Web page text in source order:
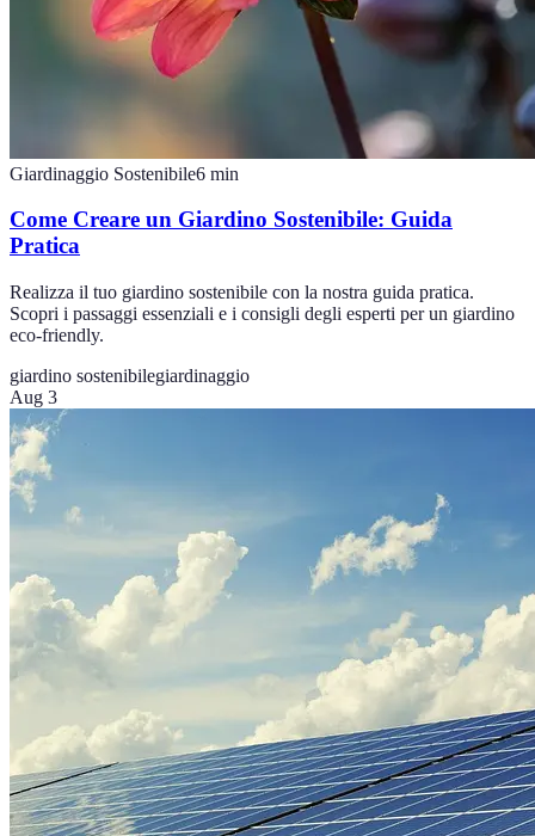
Giardinaggio Sostenibile6 min
Come Creare un Giardino Sostenibile: Guida
Pratica
Realizza il tuo giardino sostenibile con la nostra guida pratica.
Scopri i passaggi essenziali e i consigli degli esperti per un giardino
eco-friendly.
giardino sostenibilegiardinaggio
Aug 3